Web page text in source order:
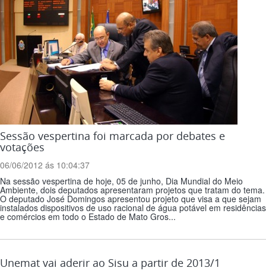
Sessão vespertina foi marcada por debates e
votações
06/06/2012 ás 10:04:37
Na sessão vespertina de hoje, 05 de junho, Dia Mundial do Meio
Ambiente, dois deputados apresentaram projetos que tratam do tema.
O deputado José Domingos apresentou projeto que visa a que sejam
instalados dispositivos de uso racional de água potável em residências
e comércios em todo o Estado de Mato Gros...
Unemat vai aderir ao Sisu a partir de 2013/1